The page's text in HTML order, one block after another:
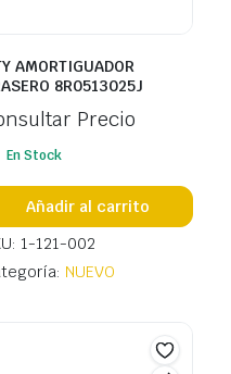
AMORTIGUADOR
8R0513025J
Precio
En Stock
Añadir al carrito
1-121-002
NUEVO